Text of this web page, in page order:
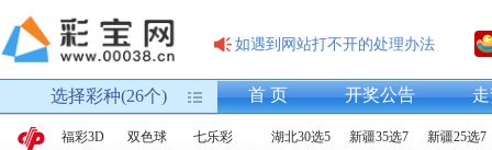
如遇到网站打不开的处理办法
选择彩种(26个) 首 页 开奖公告
福彩3D 双色球 七乐彩 湖北30选5 新疆35选7
新疆25选7